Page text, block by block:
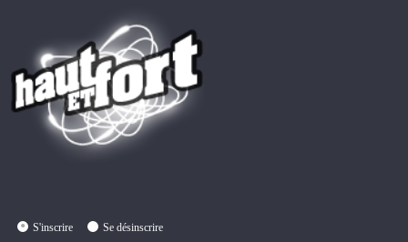
S'inscrire Se désinscrire